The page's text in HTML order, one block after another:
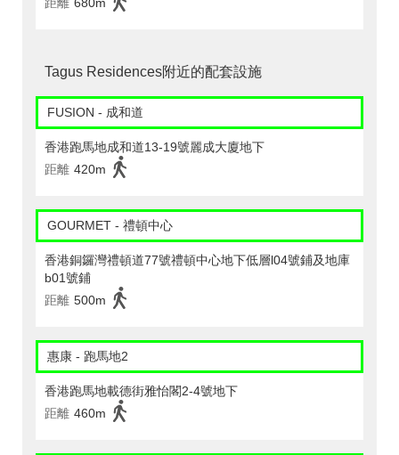
距離 680m
Tagus Residences附近的配套設施
FUSION - 成和道
香港跑馬地成和道13-19號麗成大廈地下
距離 420m
GOURMET - 禮頓中心
香港銅鑼灣禮頓道77號禮頓中心地下低層l04號鋪及地庫
b01號鋪
距離 500m
惠康 - 跑馬地2
香港跑馬地載德街雅怡閣2-4號地下
距離 460m